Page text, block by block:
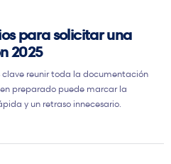
para solicitar una
2025
reunir toda la documentación
preparado puede marcar la
y un retraso innecesario.